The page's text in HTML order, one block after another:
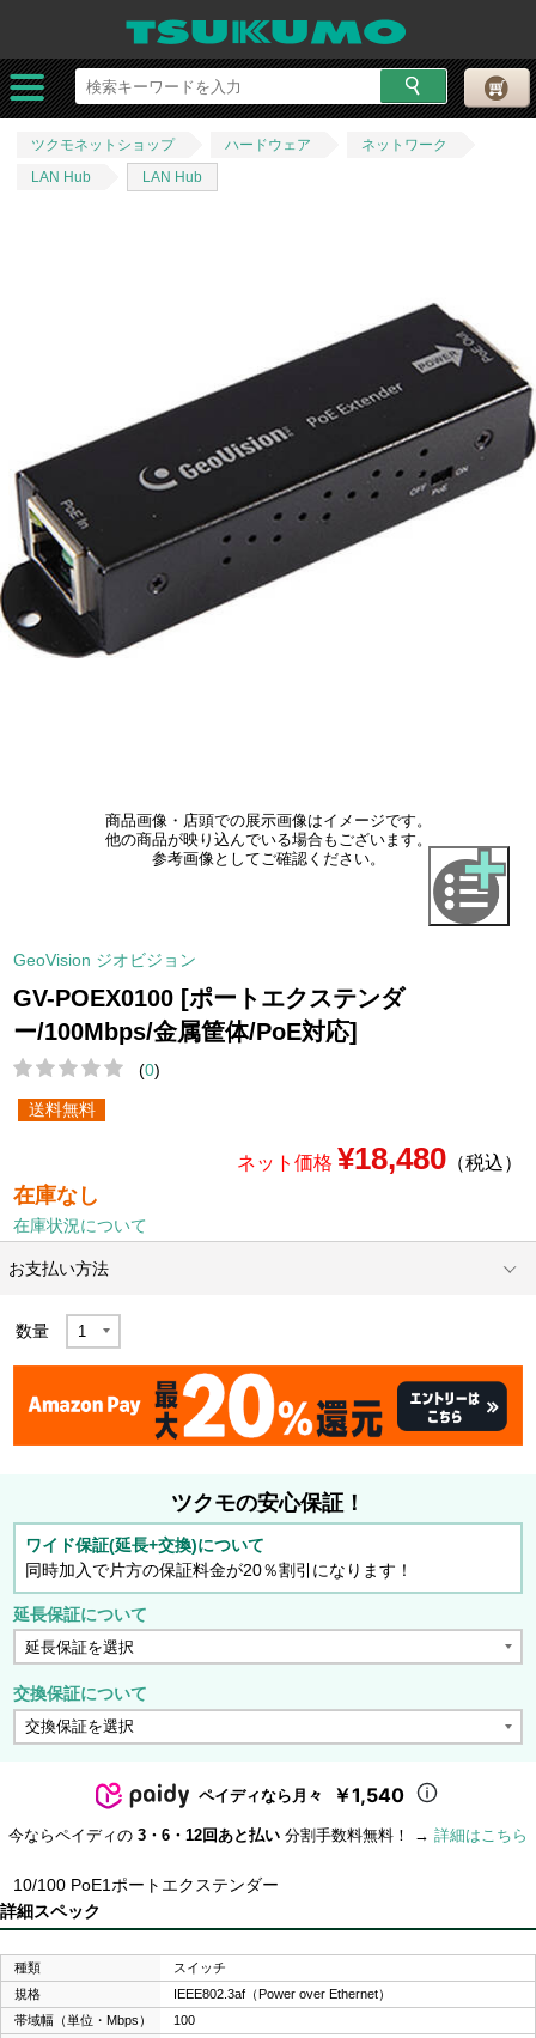
ツクモネットショップ ハードウェア
ネットワーク
LAN Hub
LAN Hub
商品画像・店頭での展示画像はイメージです。
他の商品が映り込んでいる場合もございます。
参考画像としてご確認ください。
GeoVision ジオビジョン
GV-POEX0100 [ポートエクステンダ
ー/100Mbps/金属筐体/PoE対応]
(0)
送料無料
ネット価格 ¥18,480（税込）
在庫なし
在庫状況について
お支払い方法
数量
ツクモの安心保証！
ワイド保証(延長+交換)について
同時加入で片方の保証料金が20％割引になります！
延長保証について
交換保証について
ペイディなら月々 ￥1,540
今ならペイディの 3・6・12回あと払い 分割手数料無料！ → 詳細はこちら
10/100 PoE1ポートエクステンダー
詳細スペック
種類
スイッチ
規格
IEEE802.3af（Power over Ethernet）
帯域幅（単位・Mbps）
100